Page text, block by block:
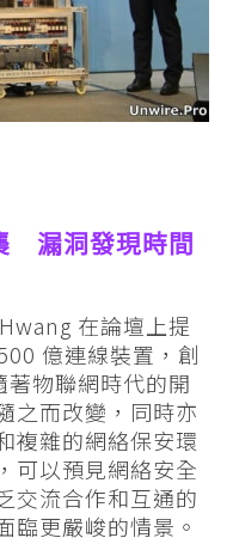
漏洞發現時間
在論壇上提
億連線裝置，創
物聯網時代的開
之而改變，同時亦
複雜的網絡保安環
可以預見網絡安全
交流合作和互通的
臨更嚴峻的情景。